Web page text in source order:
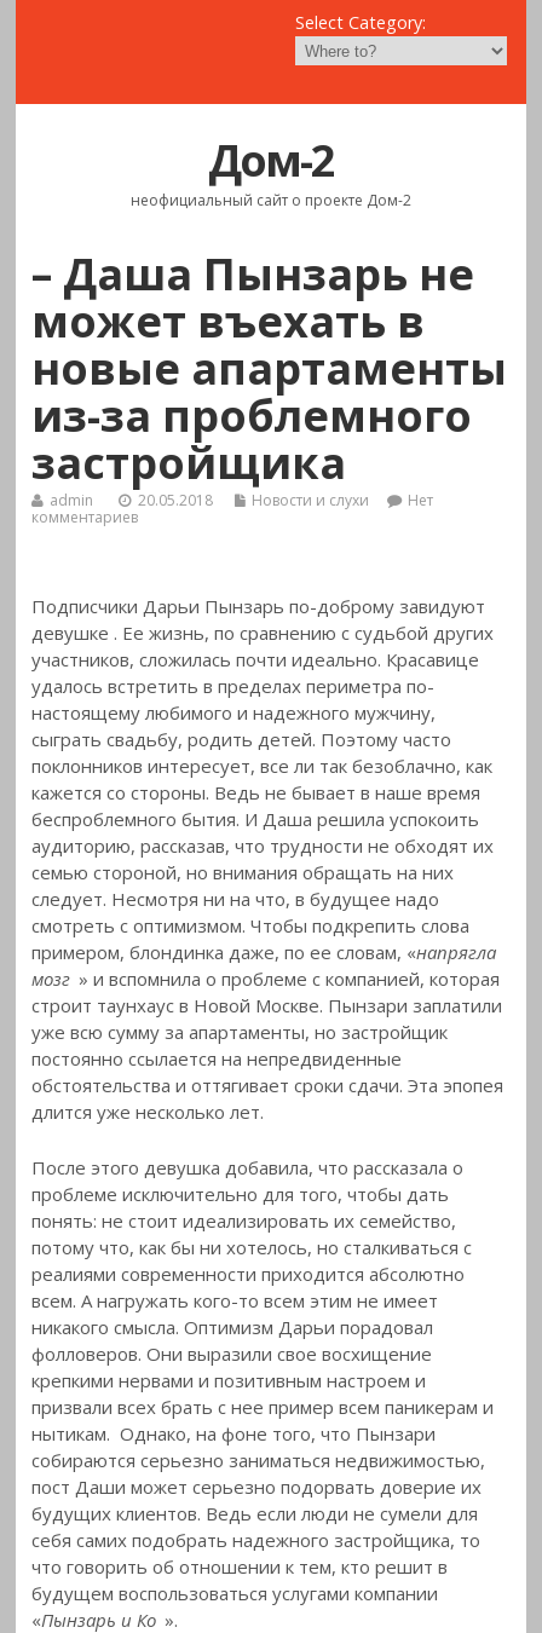
Select Category:
Дом-2
неофициальный сайт о проекте Дом-2
– Даша Пынзарь не
может въехать в
новые апартаменты
из-за проблемного
застройщика
admin 20.05.2018 Новости и слухи
Нет
комментариев
Подписчики Дарьи Пынзарь по-доброму завидуют
девушке . Ее жизнь, по сравнению с судьбой других
участников, сложилась почти идеально. Красавице
удалось встретить в пределах периметра по-
настоящему любимого и надежного мужчину,
сыграть свадьбу, родить детей. Поэтому часто
поклонников интересует, все ли так безоблачно, как
кажется со стороны. Ведь не бывает в наше время
беспроблемного бытия. И Даша решила успокоить
аудиторию, рассказав, что трудности не обходят их
семью стороной, но внимания обращать на них
следует. Несмотря ни на что, в будущее надо
смотреть с оптимизмом. Чтобы подкрепить слова
примером, блондинка даже, по ее словам, «напрягла
мозг » и вспомнила о проблеме с компанией, которая
строит таунхаус в Новой Москве. Пынзари заплатили
уже всю сумму за апартаменты, но застройщик
постоянно ссылается на непредвиденные
обстоятельства и оттягивает сроки сдачи. Эта эпопея
длится уже несколько лет.
После этого девушка добавила, что рассказала о
проблеме исключительно для того, чтобы дать
понять: не стоит идеализировать их семейство,
потому что, как бы ни хотелось, но сталкиваться с
реалиями современности приходится абсолютно
всем. А нагружать кого-то всем этим не имеет
никакого смысла. Оптимизм Дарьи порадовал
фолловеров. Они выразили свое восхищение
крепкими нервами и позитивным настроем и
призвали всех брать с нее пример всем паникерам и
нытикам. Однако, на фоне того, что Пынзари
собираются серьезно заниматься недвижимостью,
пост Даши может серьезно подорвать доверие их
будущих клиентов. Ведь если люди не сумели для
себя самих подобрать надежного застройщика, то
что говорить об отношении к тем, кто решит в
будущем воспользоваться услугами компании
«Пынзарь и Ко ».